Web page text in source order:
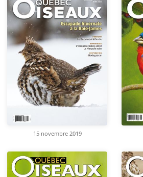
15 novembre 2019